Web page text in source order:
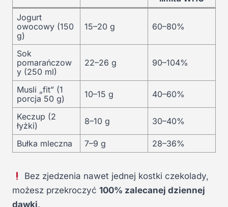
Jogurt
owocowy (150
g)
15–20 g 60–80%
Sok
pomarańczow
y (250 ml)
22–26 g 90–104%
Musli „fit” (1
porcja 50 g)
10–15 g 40–60%
Keczup (2
łyżki)
8–10 g 30–40%
Bułka mleczna 7–9 g 28–36%
Bez zjedzenia nawet jednej kostki czekolady,
możesz przekroczyć 100% zalecanej dziennej
dawki.